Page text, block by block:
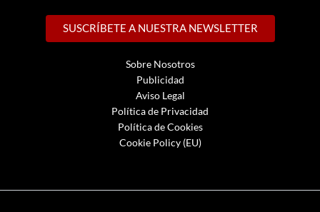
SUSCRÍBETE A NUESTRA NEWSLETTER
Sobre Nosotros
Publicidad
Aviso Legal
Política de Privacidad
Política de Cookies
Cookie Policy (EU)